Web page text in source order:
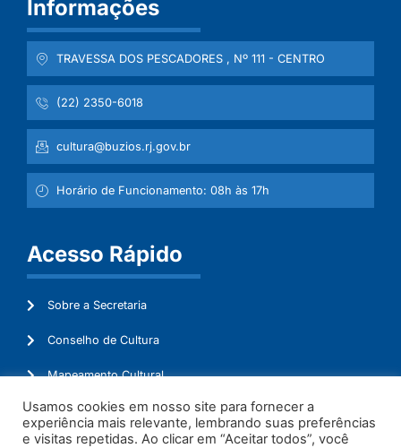
Informações
TRAVESSA DOS PESCADORES , Nº 111 - CENTRO
(22) 2350-6018
cultura@buzios.rj.gov.br
Horário de Funcionamento: 08h às 17h
Acesso Rápido
Sobre a Secretaria
Conselho de Cultura
Mapeamento Cultural
Lei Aldir Blanc
Ouvidoria
Usamos cookies em nosso site para fornecer a
experiência mais relevante, lembrando suas preferências
e visitas repetidas. Ao clicar em “Aceitar todos”, você